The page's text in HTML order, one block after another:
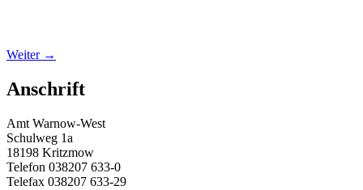
Weiter →
Anschrift
Amt Warnow-West
Schulweg 1a
18198 Kritzmow
Telefon 038207 633-0
Telefax 038207 633-29